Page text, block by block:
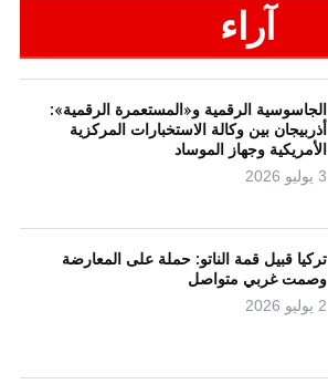
آراء
الجاسوسية الرقمية و«المستعمرة الرقمية»:
أذربيجان بين وكالة الاستخبارات المركزية
الأمريكية وجهاز الموساد
3 يوليو 2026
تركيا قبيل قمة الناتو: حملة على المعارضة
وصمت غربي متواصل
2 يوليو 2026